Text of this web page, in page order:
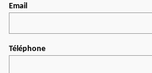
Email
Téléphone